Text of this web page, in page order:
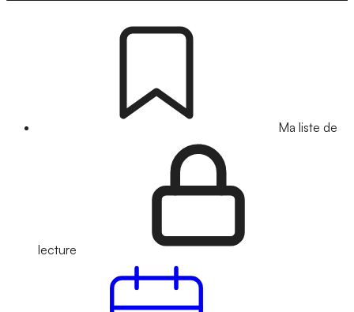
Ma liste de
lecture